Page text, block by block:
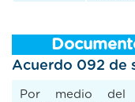
Acuerdo 092 de
Por medio del